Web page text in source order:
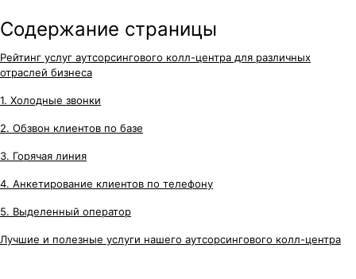
Содержание страницы
Рейтинг услуг аутсорсингового колл-центра для различных
отраслей бизнеса
1. Холодные звонки
2. Обзвон клиентов по базе
3. Горячая линия
4. Анкетирование клиентов по телефону
5. Выделенный оператор
Лучшие и полезные услуги нашего аутсорсингового колл-центра